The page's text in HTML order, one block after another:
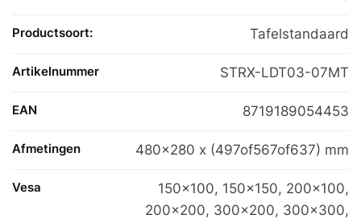
Productsoort: Tafelstandaard
Artikelnummer STRX-LDT03-07MT
EAN 8719189054453
Afmetingen 480×280 x (497of567of637) mm
Vesa 150×100, 150×150, 200×100,
200×200, 300×200, 300×300,